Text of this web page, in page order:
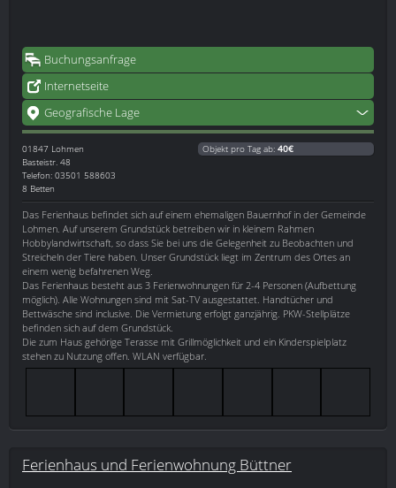
Buchungsanfrage
Internetseite
Geografische Lage
01847 Lohmen
Basteistr. 48
Telefon: 03501 588603
8 Betten
Objekt pro Tag ab: 40€
Das Ferienhaus befindet sich auf einem ehemaligen Bauernhof in der Gemeinde
Lohmen. Auf unserem Grundstück betreiben wir in kleinem Rahmen
Hobbylandwirtschaft, so dass Sie bei uns die Gelegenheit zu Beobachten und
Streicheln der Tiere haben. Unser Grundstück liegt im Zentrum des Ortes an
einem wenig befahrenen Weg.
Das Ferienhaus besteht aus 3 Ferienwohnungen für 2-4 Personen (Aufbettung
möglich). Alle Wohnungen sind mit Sat-TV ausgestattet. Handtücher und
Bettwäsche sind inclusive. Die Vermietung erfolgt ganzjährig. PKW-Stellplätze
befinden sich auf dem Grundstück.
Die zum Haus gehörige Terasse mit Grillmöglichkeit und ein Kinderspielplatz
stehen zu Nutzung offen. WLAN verfügbar.
Ferienhaus und Ferienwohnung Büttner